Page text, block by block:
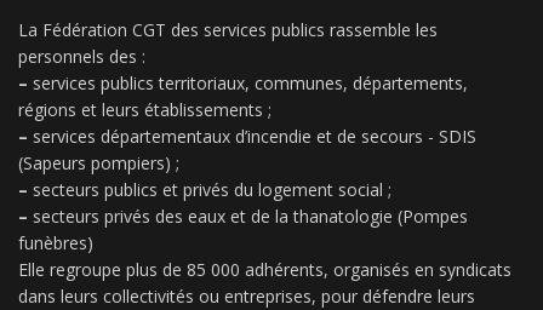
La Fédération CGT des services publics rassemble les
personnels des :
– services publics territoriaux, communes, départements,
régions et leurs établissements ;
– services départementaux d’incendie et de secours - SDIS
(Sapeurs pompiers) ;
– secteurs publics et privés du logement social ;
– secteurs privés des eaux et de la thanatologie (Pompes
funèbres)
Elle regroupe plus de 85 000 adhérents, organisés en syndicats
dans leurs collectivités ou entreprises, pour défendre leurs